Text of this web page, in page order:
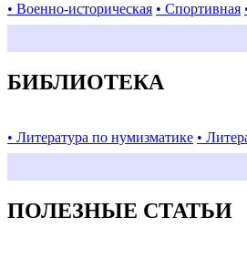
• Военно-историческая • Спортивная
БИБЛИОТЕКА
• Литература по нумизматике •
ПОЛЕЗНЫЕ СТАТЬИ